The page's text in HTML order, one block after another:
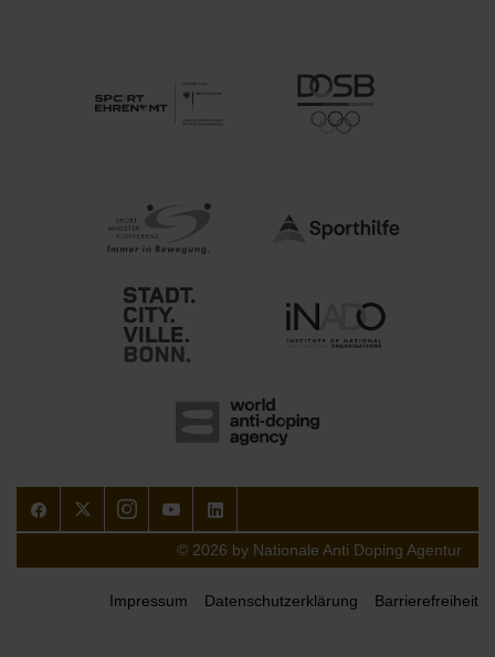
FacebookTwitterInstagramYoutubeLinkedIn
© 2026 by Nationale Anti Doping Agentur
Impressum Datenschutzerklärung Barrierefreiheit